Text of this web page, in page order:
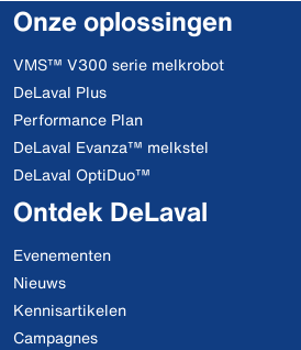
Onze oplossingen
VMS™ V300 serie melkrobot
DeLaval Plus
Performance Plan
DeLaval Evanza™ melkstel
DeLaval OptiDuo™
Ontdek DeLaval
Evenementen
Nieuws
Kennisartikelen
Campagnes